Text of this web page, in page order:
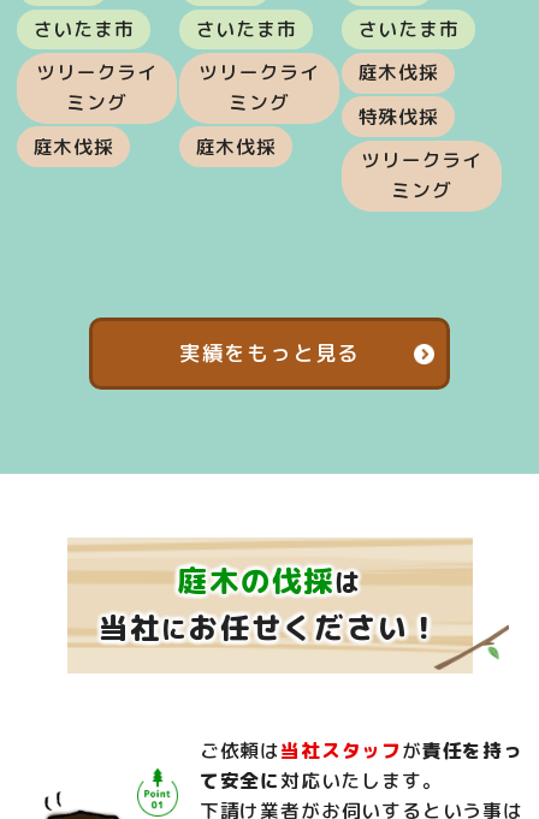
さいたま市
ツリークライ
ミング
庭木伐採
さいたま市
ツリークライ
ミング
庭木伐採
さいたま市
庭木伐採
特殊伐採
ツリークライ
ミング
実績をもっと見る
庭木の伐採は
当社にお任せください！
ご依頼は当社スタッフが責任を持っ
て安全に対応いたします。
下請け業者がお伺いするという事は